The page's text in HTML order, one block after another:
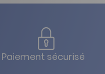
Paiement sécurisé